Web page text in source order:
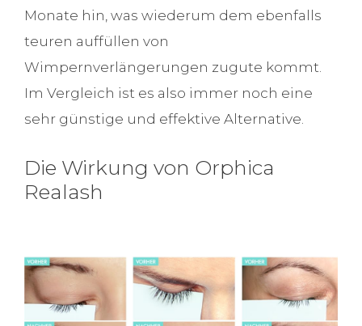
Monate hin, was wiederum dem ebenfalls
teuren auffüllen von
Wimpernverlängerungen zugute kommt.
Im Vergleich ist es also immer noch eine
sehr günstige und effektive Alternative.
Die Wirkung von Orphica
Realash